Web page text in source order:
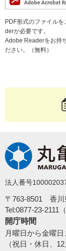
PDF形式のファイル
derが必要です。
Adobe Readerをお持
ださい。（無料）
法人番号
〒763-8501 香川
Tel:0877-23-2111
開庁時間
月曜日から金曜
（祝日・休日、